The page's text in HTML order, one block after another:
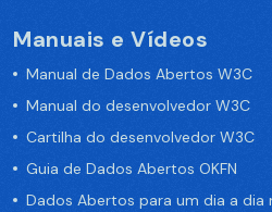
Manuais e Vídeos
Manual de Dados Abertos W3C
Manual do desenvolvedor W3C
Cartilha do desenvolvedor W3C
Guia de Dados Abertos OKFN
Dados Abertos para um dia a dia